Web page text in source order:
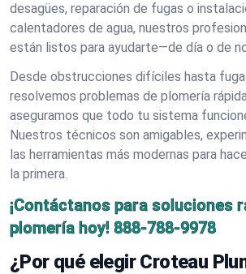
desagües, reparación de fugas o
calentadores de agua, nuestros
están listos para ayudarte—de día o de
Desde obstrucciones difíciles hasta
resolvemos problemas de plomería
aseguramos que todo tu sistema
Nuestros técnicos son amigables,
las herramientas más modernas para
la primera.
¡Contáctanos para soluciones
plomería hoy! 888-788-9978
¿Por qué elegir Croteau